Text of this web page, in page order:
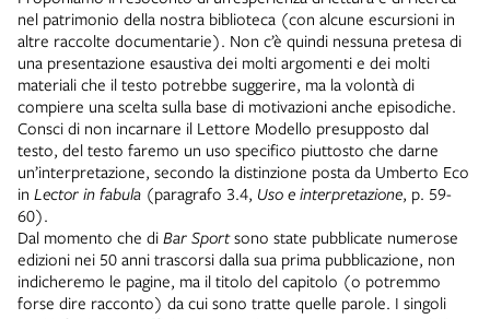
nel patrimonio della nostra biblioteca (con alcune escursioni in
altre raccolte documentarie). Non c’è quindi nessuna pretesa di
una presentazione esaustiva dei molti argomenti e dei molti
materiali che il testo potrebbe suggerire, ma la volontà di
compiere una scelta sulla base di motivazioni anche episodiche.
Consci di non incarnare il Lettore Modello presupposto dal
testo, del testo faremo un uso specifico piuttosto che darne
un’interpretazione, secondo la distinzione posta da Umberto Eco
in Lector in fabula (paragrafo 3.4, Uso e interpretazione, p. 59-
60).
Dal momento che di Bar Sportsono state pubblicate numerose
edizioni nei 50 anni trascorsi dalla sua prima pubblicazione, non
indicheremo le pagine, ma il titolo del capitolo (o potremmo
forse dire racconto) da cui sono tratte quelle parole. I singoli